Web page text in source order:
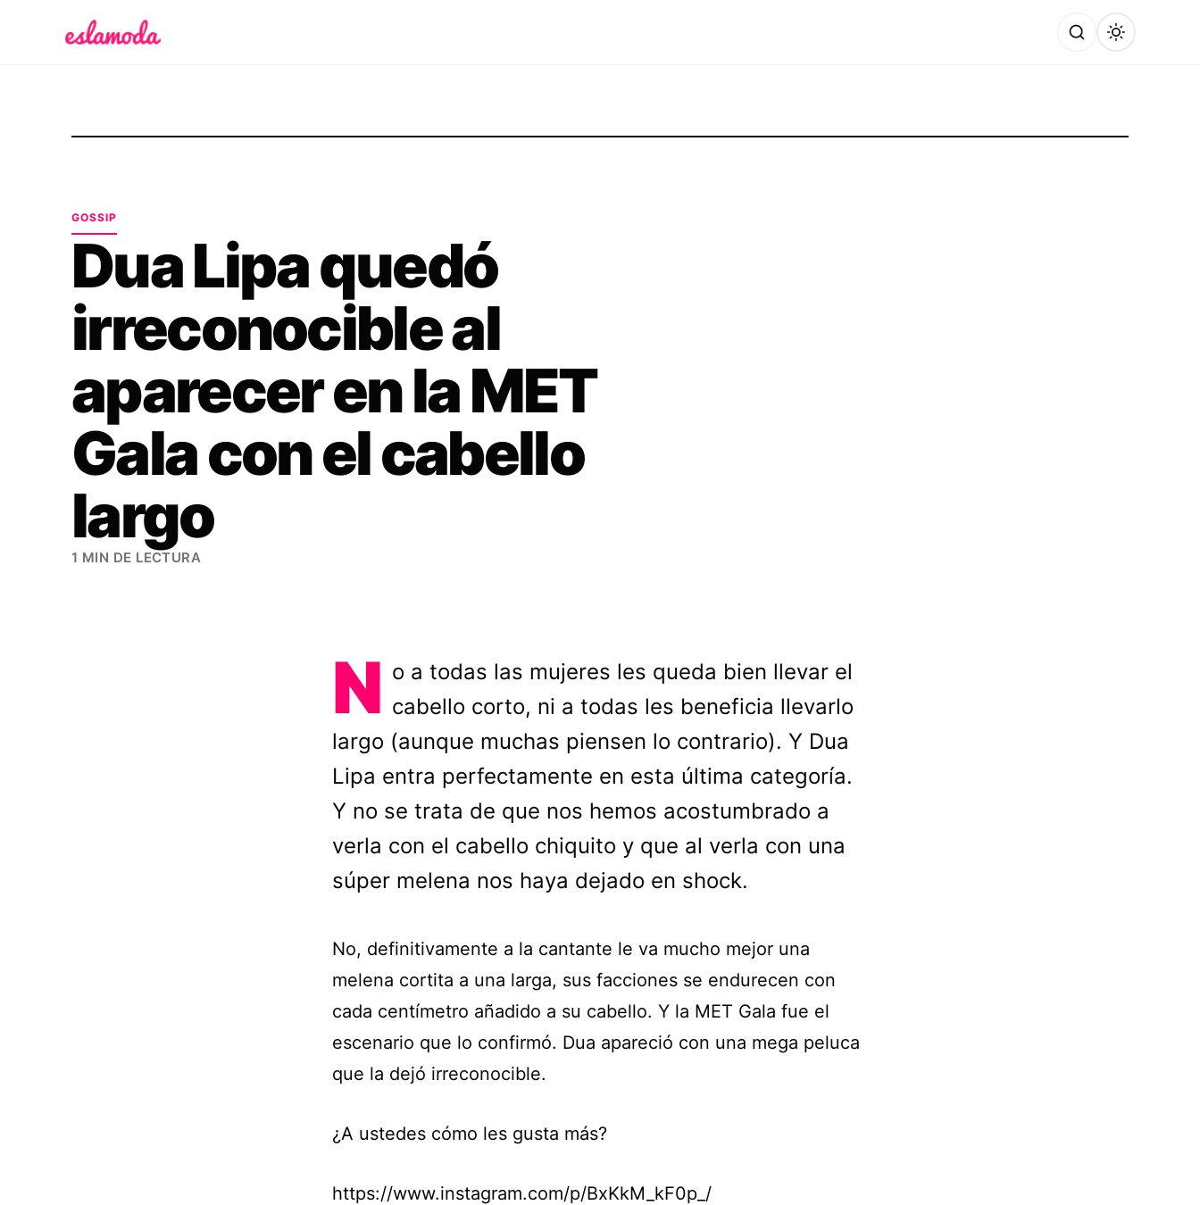
GOSSIP
Dua Lipa quedó
irreconocible al
aparecer en la MET
Gala con el cabello
largo
1 MIN DE LECTURA
N o a todas las mujeres les queda bien llevar el
cabello corto, ni a todas les beneficia llevarlo
largo (aunque muchas piensen lo contrario). Y Dua
Lipa entra perfectamente en esta última categoría.
Y no se trata de que nos hemos acostumbrado a
verla con el cabello chiquito y que al verla con una
súper melena nos haya dejado en shock.
No, definitivamente a la cantante le va mucho mejor una
melena cortita a una larga, sus facciones se endurecen con
cada centímetro añadido a su cabello. Y la MET Gala fue el
escenario que lo confirmó. Dua apareció con una mega peluca
que la dejó irreconocible.
¿A ustedes cómo les gusta más?
https://www.instagram.com/p/BxKkM_kF0p_/